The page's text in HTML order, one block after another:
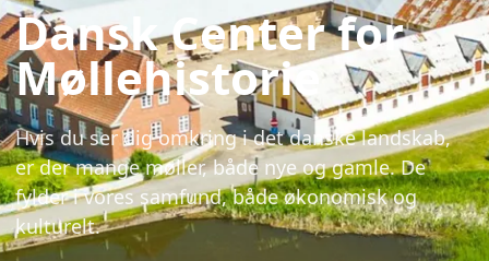
Dansk Center for
Møllehistorie
Hvis du ser dig omkring i det danske landskab,
er der mange møller, både nye og gamle. De
fylder i vores samfund, både økonomisk og
kulturelt.